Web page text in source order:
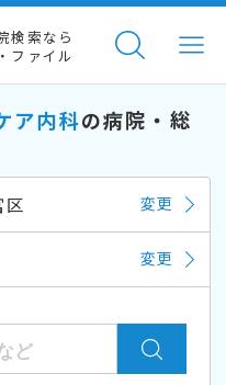
検索なら
ファイル
ア内科の病院・総
区 変更
変更